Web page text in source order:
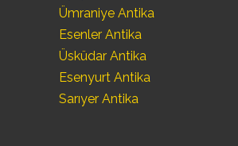
Ümraniye Antika
Esenler Antika
Üsküdar Antika
Esenyurt Antika
Sarıyer Antika